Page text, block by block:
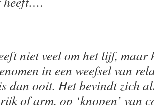
niet veel om het lijf, maar
in een weefsel van
dan ooit. Het bevindt zich
of arm, op ‘knopen’ van